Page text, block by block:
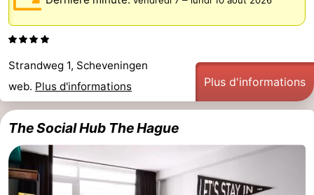
Strandweg 1, Scheveningen
web. Plus d'informations Plus d'informations
The Social Hub The Hague